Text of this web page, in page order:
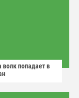
волк попадает в